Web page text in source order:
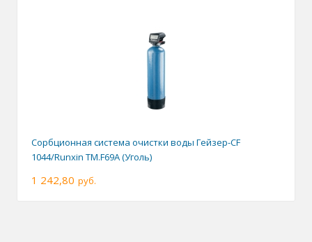
Сорбционная система очистки воды Гейзер-CF
1044/Runxin TM.F69A (Уголь)
1 242,80 руб.